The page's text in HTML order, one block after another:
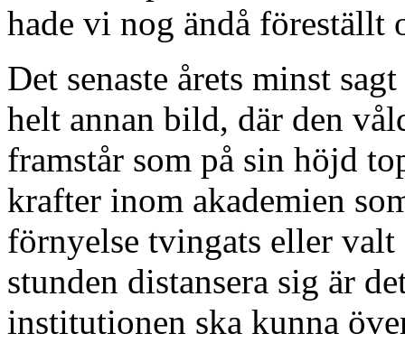
hade vi nog ändå föreställt
Det senaste årets minst
helt annan bild, där den
framstår som på sin höjd
krafter inom akademien
förnyelse tvingats eller
stunden distansera sig är
institutionen ska kunna